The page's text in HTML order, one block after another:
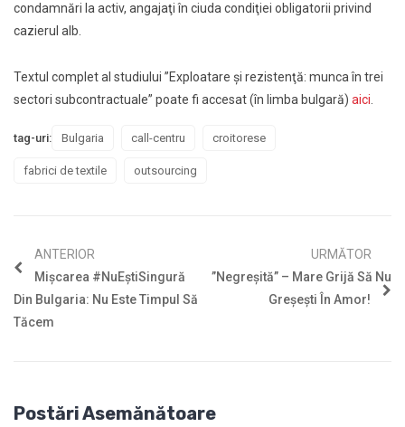
condamnări la activ, angajaţi în ciuda condiţiei obligatorii privind
cazierul alb.
Textul complet al studiului ”Exploatare şi rezistenţă: munca în trei
sectori subcontractuale” poate fi accesat (în limba bulgară) aici
tag-uri: Bulgaria call-centru croitorese
fabrici de textile outsourcing
ANTERIOR
Mişcarea #NuEştiSingură
Din Bulgaria: Nu Este Timpul Să
Tăcem
URMĂTOR
”Negreșită” – Mare Grijă Să Nu
Greșești În Amor!
Postări Asemănătoare